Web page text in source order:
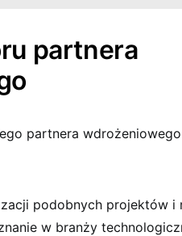
partnera
partnera
podobnych projektów i
w branży